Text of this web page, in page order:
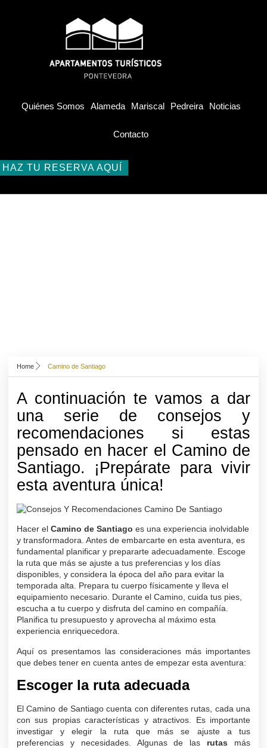
Quiénes Somos Alameda Mariscal Pedreira Noticias
Contacto
HAZ TU RESERVA AQUÍ
Home Camino de Santiago
A continuación te vamos a dar
una serie de consejos y
recomendaciones si estas
pensado en hacer el Camino de
Santiago. ¡Prepárate para vivir
esta aventura única!
Hacer el Camino de Santiago es una experiencia inolvidable
y transformadora. Antes de embarcarte en esta aventura, es
fundamental planificar y prepararte adecuadamente. Escoge
la ruta que más se ajuste a tus preferencias y los días
disponibles, y considera la época del año para evitar la
temporada alta. Prepara tu cuerpo físicamente y lleva el
equipamiento necesario. Durante el Camino, cuida tus pies,
escucha a tu cuerpo y disfruta del camino en compañía.
Planifica tu presupuesto y aprovecha al máximo esta
experiencia enriquecedora.
Aquí os presentamos las consideraciones más importantes
que debes tener en cuenta antes de empezar esta aventura:
Escoger la ruta adecuada
El Camino de Santiago cuenta con diferentes rutas, cada una
con sus propias características y atractivos. Es importante
investigar y elegir la ruta que más se ajuste a tus
preferencias y necesidades. Algunas de las rutas
más